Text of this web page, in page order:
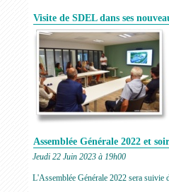
Visite de SDEL dans ses
Assemblée Générale 2022 et
Jeudi 22 Juin 2023 à 19h00
L'Assemblée Générale 2022 sera